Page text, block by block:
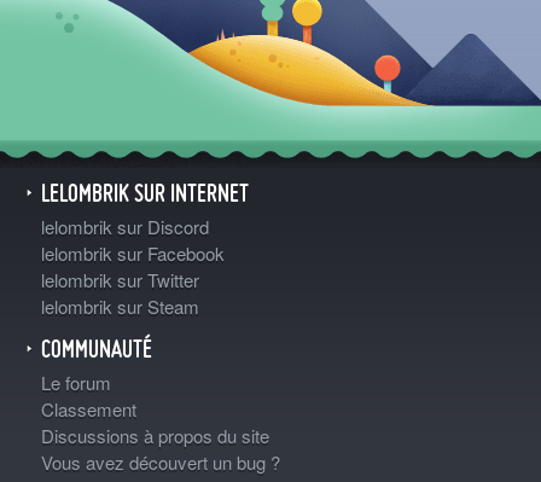
LELOMBRIK SUR INTERNET
lelombrik sur Discord
lelombrik sur Facebook
lelombrik sur Twitter
lelombrik sur Steam
COMMUNAUTÉ
Le forum
Classement
Discussions à propos du site
Vous avez découvert un bug ?